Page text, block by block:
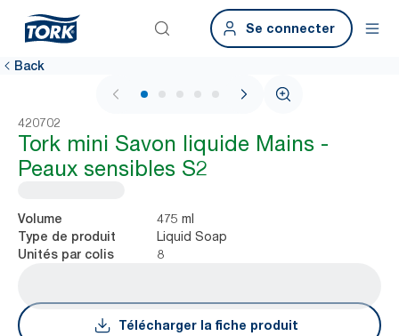
Se connecter
Back
1 / 6
420702
Tork mini Savon liquide Mains -
Peaux sensibles S2
Volume 475 ml
Type de produit Liquid Soap
Unités par colis 8
Télécharger la fiche produit